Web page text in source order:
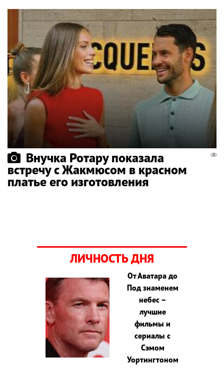
Внучка Ротару показала
встречу с Жакмюсом в красном
платье его изготовления
ЛИЧНОСТЬ ДНЯ
От Аватара до
Под знаменем
небес –
лучшие
фильмы и
сериалы с
Сэмом
Уортингтоном